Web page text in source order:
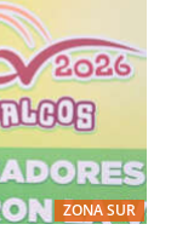
ZONA SUR